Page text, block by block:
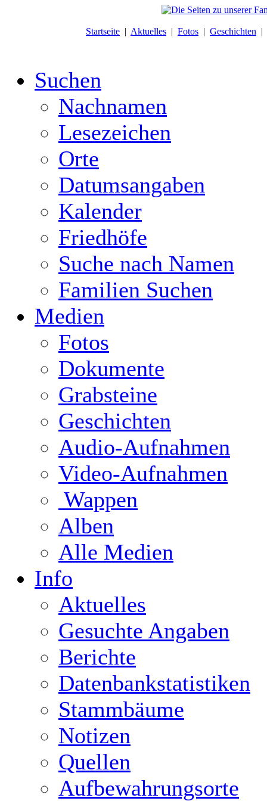
Startseite | Aktuelles | Fotos | Geschichten |
Suchen
Nachnamen
Lesezeichen
Orte
Datumsangaben
Kalender
Friedhöfe
Suche nach Namen
Familien Suchen
Medien
Fotos
Dokumente
Grabsteine
Geschichten
Audio-Aufnahmen
Video-Aufnahmen
Wappen
Alben
Alle Medien
Info
Aktuelles
Gesuchte Angaben
Berichte
Datenbankstatistiken
Stammbäume
Notizen
Quellen
Aufbewahrungsorte